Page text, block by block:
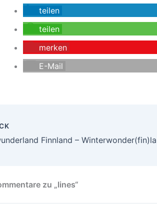
teilen
teilen
merken
E-Mail
Finnland –
zu „lines“